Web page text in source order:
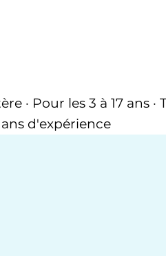
Pour les 3 à 17 ans ·
d'expérience